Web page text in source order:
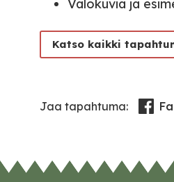
Valokuvia ja
Katso kaikki
Jaa tapahtuma: